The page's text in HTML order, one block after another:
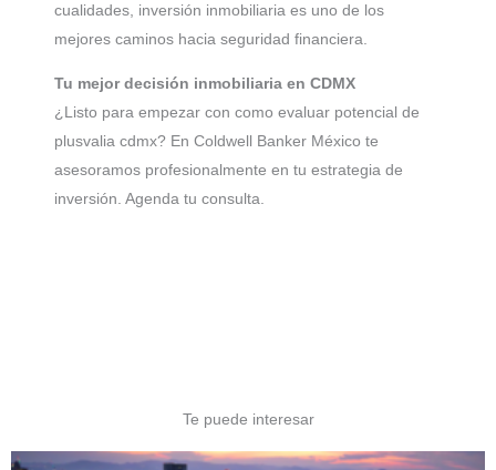
cualidades, inversión inmobiliaria es uno de los
mejores caminos hacia seguridad financiera.
Tu mejor decisión inmobiliaria en CDMX
¿Listo para empezar con como evaluar potencial de
plusvalia cdmx? En Coldwell Banker México te
asesoramos profesionalmente en tu estrategia de
inversión. Agenda tu consulta.
Te puede interesar